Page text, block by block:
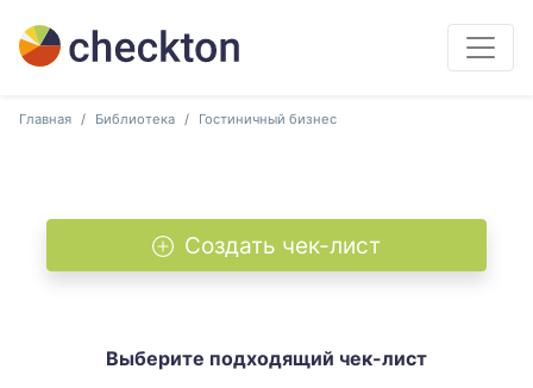
Главная Библиотека Гостиничный бизнес
Выберите подходящий чек-лист
Создать чек-лист